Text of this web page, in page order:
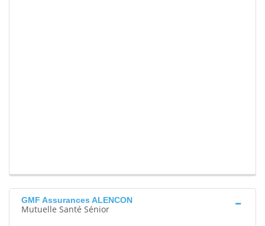
GMF Assurances ALENCON
Mutuelle Santé Sénior